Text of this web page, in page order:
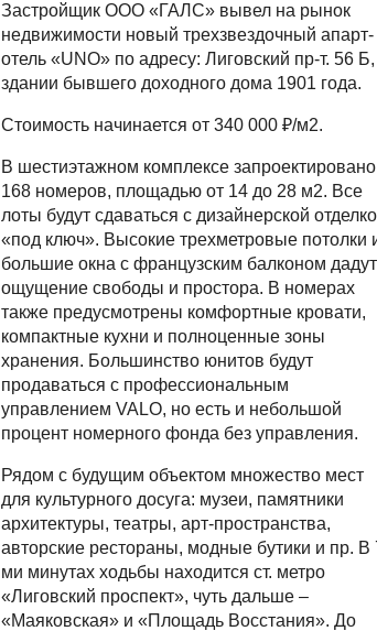
Застройщик ООО «ГАЛС» вывел на рынок
недвижимости новый трехзвездочный апарт-
отель «UNO» по адресу: Лиговский пр-т. 56 Б,
здании бывшего доходного дома 1901 года.
Стоимость начинается от 340 000 ₽/м2.
В шестиэтажном комплексе запроектировано
168 номеров, площадью от 14 до 28 м2. Все
лоты будут сдаваться с дизайнерской
«под ключ». Высокие трехметровые потолки
большие окна с французским балконом дадут
ощущение свободы и простора. В номерах
также предусмотрены комфортные кровати,
компактные кухни и полноценные зоны
хранения. Большинство юнитов будут
продаваться с профессиональным
управлением VALO, но есть и небольшой
процент номерного фонда без управления.
Рядом с будущим объектом множество мест
для культурного досуга: музеи, памятники
архитектуры, театры, арт-пространства,
авторские рестораны, модные бутики и пр. В
ми минутах ходьбы находится ст. метро
«Лиговский проспект», чуть дальше –
«Маяковская» и «Площадь Восстания». До